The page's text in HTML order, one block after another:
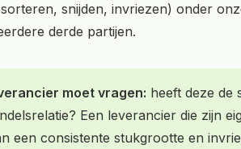
snijden, invriezen) onder
derde partijen.
moet vragen: heeft deze de
Een leverancier die zijn
een consistente stukgrootte en